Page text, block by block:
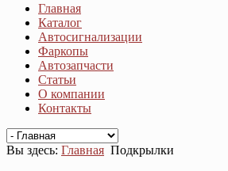
Главная
Каталог
Автосигнализации
Фаркопы
Автозапчасти
Статьи
О компании
Контакты
Вы здесь: Главная Подкрылки